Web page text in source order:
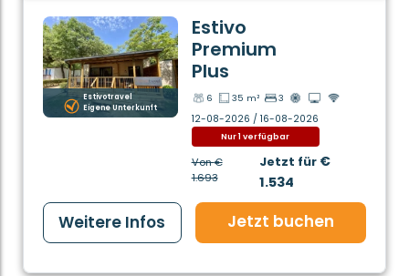
Estivotravel
Eigene Unterkunft
Estivo
Premium
Plus
6 35 m² 3
12-08-2026 / 16-08-2026
Nur 1 verfügbar
Von€
1.693
Jetzt für €
1.534
Weitere Infos Jetzt buchen